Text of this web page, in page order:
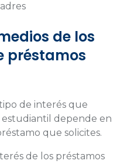
de los
préstamos
de interés que
depende en
que solicites.
de los préstamos